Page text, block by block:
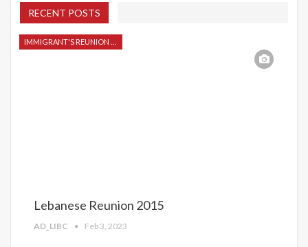
RECENT POSTS
Lebanese Reunion 2015
AD_LIBC Feb 3, 2023